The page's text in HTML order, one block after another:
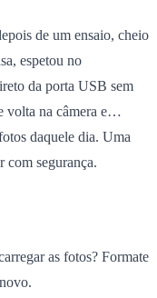
de um ensaio, cheio
espetou no
da porta USB sem
volta na câmera e…
daquele dia. Uma
com segurança.
as fotos? Formate